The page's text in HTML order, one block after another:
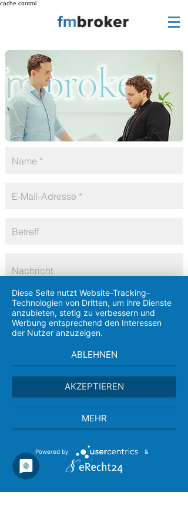
cache control
Detaillierte Informationen zum Umgang
mit Nutzerdaten finden Sie in unserer
Datenschutzerklärung
Impressum
Datenschutz
Diese Seite nutzt Website-Tracking-
Technologien von Dritten, um ihre Dienste
anzubieten, stetig zu verbessern und
Werbung entsprechend den Interessen
der Nutzer anzuzeigen.
ABLEHNEN
AKZEPTIEREN
MEHR
Powered by &